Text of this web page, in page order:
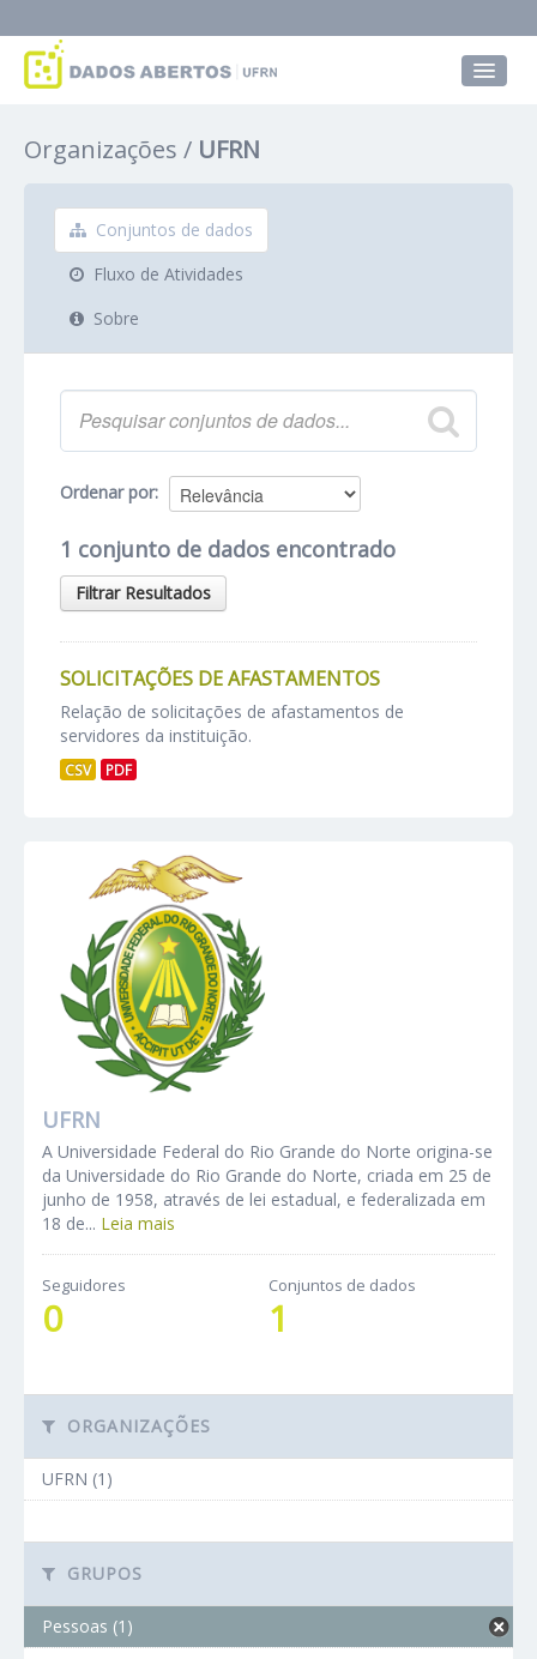
Grupos
Sobre
Organizações UFRN
Conjuntos de dados
Fluxo de Atividades
Sobre
Ordenar por
1 conjunto de dados encontrado
Filtrar Resultados
SOLICITAÇÕES DE AFASTAMENTOS
Relação de solicitações de afastamentos de
servidores da instituição.
CSV PDF
UFRN
A Universidade Federal do Rio Grande do Norte origina-se
da Universidade do Rio Grande do Norte, criada em 25 de
junho de 1958, através de lei estadual, e federalizada em
18 de... Leia mais
Seguidores
0
Conjuntos de dados
1
ORGANIZAÇÕES
UFRN (1)
GRUPOS
Pessoas (1)